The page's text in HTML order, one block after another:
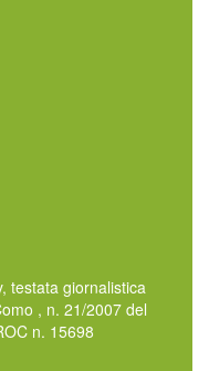
testata giornalistica
, n. 21/2007 del
n. 15698